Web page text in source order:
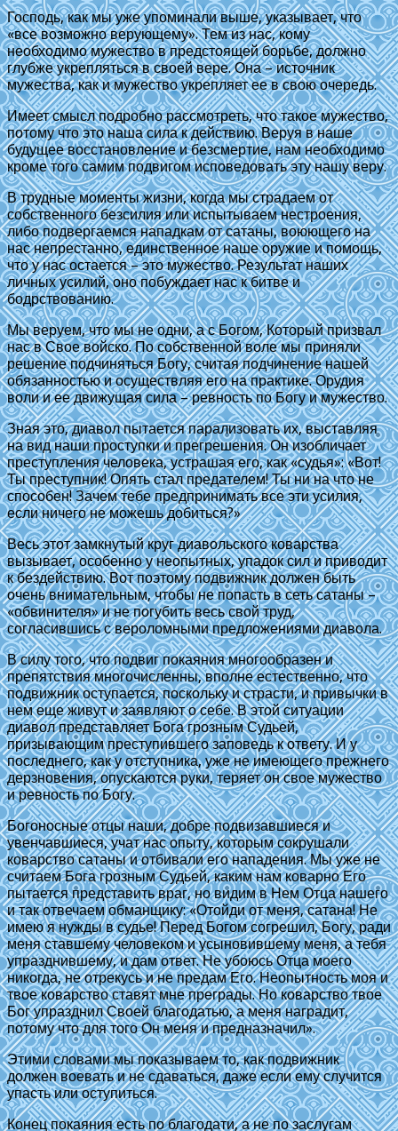
Господь, как мы уже упоминали выше, указывает, что
«все возможно верующему». Тем из нас, кому
необходимо мужество в предстоящей борьбе, должно
глубже укрепляться в своей вере. Она – источник
мужества, как и мужество укрепляет ее в свою очередь.
Имеет смысл подробно рассмотреть, что такое мужество,
потому что это наша сила к действию. Веруя в наше
будущее восстановление и безсмертие, нам необходимо
кроме того самим подвигом исповедовать эту нашу веру.
В трудные моменты жизни, когда мы страдаем от
собственного безсилия или испытываем нестроения,
либо подвергаемся нападкам от сатаны, воюющего на
нас непрестанно, единственное наше оружие и помощь,
что у нас остается – это мужество. Результат наших
личных усилий, оно побуждает нас к битве и
бодрствованию.
Мы веруем, что мы не одни, а с Богом, Который призвал
нас в Свое войско. По собственной воле мы приняли
решение подчиняться Богу, считая подчинение нашей
обязанностью и осуществляя его на практике. Орудия
воли и ее движущая сила – ревность по Богу и мужество.
Зная это, диавол пытается парализовать их, выставляя
на вид наши проступки и прегрешения. Он изобличает
преступления человека, устрашая его, как «судья»: «Вот!
Ты преступник! Опять стал предателем! Ты ни на что не
способен! Зачем тебе предпринимать все эти усилия,
если ничего не можешь добиться?»
Весь этот замкнутый круг диавольского коварства
вызывает, особенно у неопытных, упадок сил и приводит
к бездействию. Вот поэтому подвижник должен быть
очень внимательным, чтобы не попасть в сеть сатаны –
«обвинителя» и не погубить весь свой труд,
согласившись с вероломными предложениями диавола.
В силу того, что подвиг покаяния многообразен и
препятствия многочисленны, вполне естественно, что
подвижник оступается, поскольку и страсти, и привычки в
нем еще живут и заявляют о себе. В этой ситуации
диавол представляет Бога грозным Судьей,
призывающим преступившего заповедь к ответу. И у
последнего, как у отступника, уже не имеющего прежнего
дерзновения, опускаются руки, теряет он свое мужество
и ревность по Богу.
Богоносные отцы наши, добре подвизавшиеся и
увенчавшиеся, учат нас опыту, которым сокрушали
коварство сатаны и отбивали его нападения. Мы уже не
считаем Бога грозным Судьей, каким нам коварно Его
пытается представить враг, но видим в Нем Отца нашего
и так отвечаем обманщику: «Отойди от меня, сатана! Не
имею я нужды в судье! Перед Богом согрешил, Богу, ради
меня ставшему человеком и усыновившему меня, а тебя
упразднившему, и дам ответ. Не убоюсь Отца моего
никогда, не отрекусь и не предам Его. Неопытность моя и
твое коварство ставят мне преграды. Но коварство твое
Бог упразднил Своей благодатью, а меня наградит,
потому что для того Он меня и предназначил».
Этими словами мы показываем то, как подвижник
должен воевать и не сдаваться, даже если ему случится
упасть или оступиться.
Конец покаяния есть по благодати, а не по заслугам